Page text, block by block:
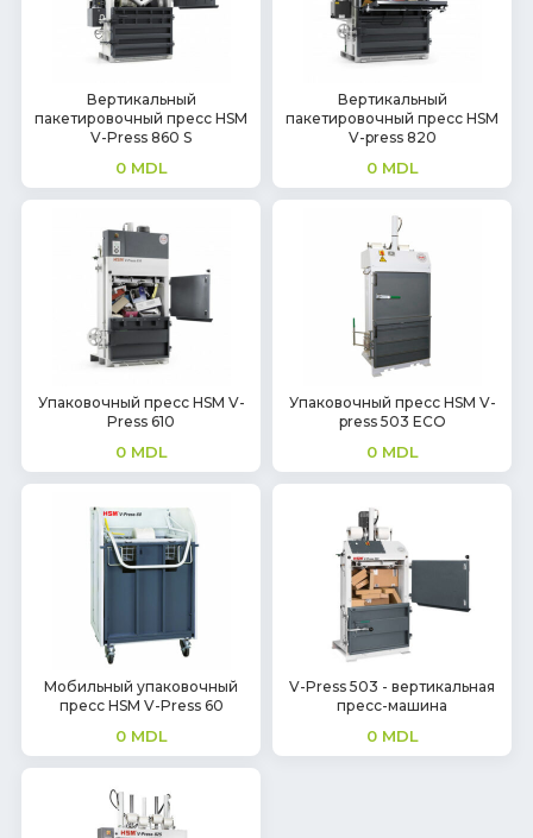
Вертикальный
пакетировочный пресс HSM
V-Press 860 S
0 MDL
Вертикальный
пакетировочный пресс HSM
V-press 820
0 MDL
Упаковочный пресс HSM V-
Press 610
0 MDL
Упаковочный пресс HSM V-
press 503 ECO
0 MDL
Мобильный упаковочный
пресс HSM V-Press 60
0 MDL
V-Press 503 - вертикальная
пресс-машина
0 MDL